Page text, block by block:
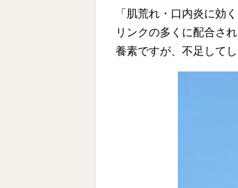
「肌荒れ・口内炎に効
リンクの多くに配合さ
養素ですが、不足して